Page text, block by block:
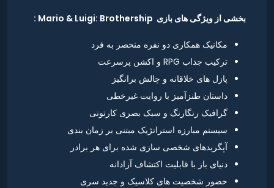
بخشی از ویژگی های بازی Mario & Luigi: Brothership :
مکانیک همکاری دو نفره منحصر به فرد
ترکیب جذاب RPG و اکشن پرسرعت
پازل های خلاقانه و چالش برانگیز
داستان طنزآمیز با روایت غیرخطی
گرافیک رنگارنگ و سبک بصری کارتونی
سیستم مبارزه استراتژیک مبتنی بر زمان بندی
آپگریدهای شخصی سازی شده برای هر برادر
دنیای باز با قابلیت اکتشاف آزادانه
حضور شخصیت های کلاسیک و جدید سری